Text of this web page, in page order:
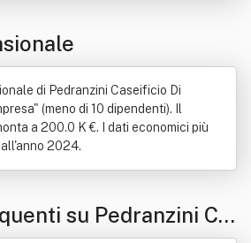
di Pedranzini Caseificio Di
(meno di 10 dipendenti). Il
a 200.0 K €. I dati economici più
2024.
su Pedranzini Ca